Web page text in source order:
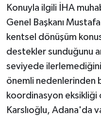
Konuyla ilgili İHA
Genel Başkanı
kentsel dönüşüm
destekler sunduğunu
seviyede
önemli nedenlerinden
koordinasyon
Karslıoğlu, Adana'da